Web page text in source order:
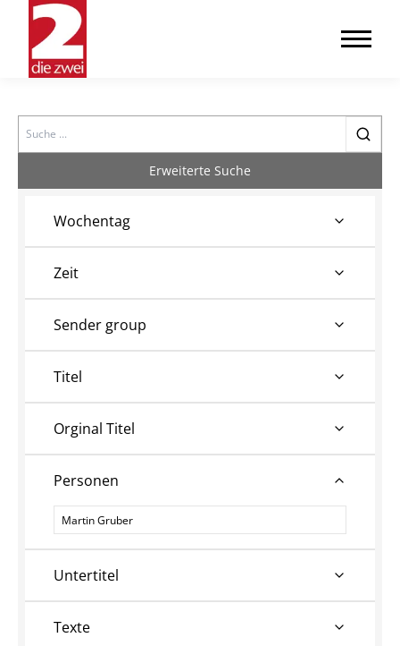
Search
Erweiterte Suche
Wochentag
Zeit
Sender group
Titel
Orginal Titel
Personen
Personen
Untertitel
Texte